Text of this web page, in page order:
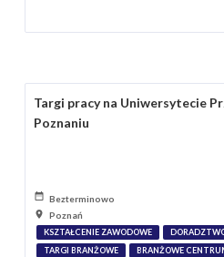
Targi pracy na Uniwersytecie
Poznaniu
Bezterminowo
Poznań
KSZTAŁCENIE ZAWODOWE
TARGI BRANŻOWE
BRANŻOWE